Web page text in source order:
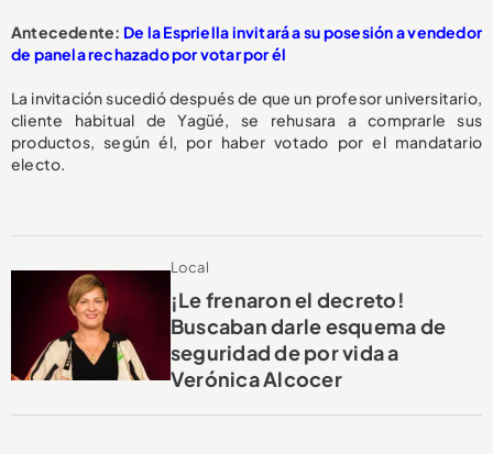
Antecedente: De la Espriella invitará a su posesión a vendedor
de panela rechazado por votar por él
La invitación sucedió después de que un profesor universitario,
cliente habitual de Yagüé, se rehusara a comprarle sus
productos, según él, por haber votado por el mandatario
electo.
Local
¡Le frenaron el decreto!
Buscaban darle esquema de
seguridad de por vida a
Verónica Alcocer